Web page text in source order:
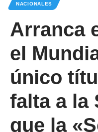
NACIONALES
Arranca
el
único
falta a la
que la